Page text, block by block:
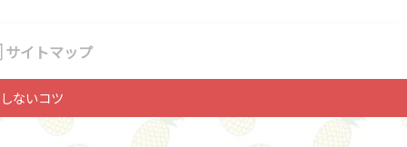
サイトマップ
ないコツ